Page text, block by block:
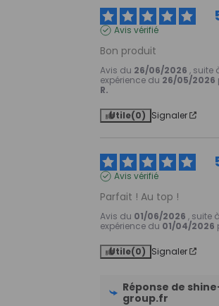
Avis vérifié
Bon produit
Avis du 26/06/2026 , suite
expérience du 26/05/2026
R.
Utile(0) Signaler
Avis vérifié
Parfait ! Au top !
Avis du 01/06/2026 , suite
expérience du 01/04/2026
Utile(0) Signaler
Réponse de
group.fr